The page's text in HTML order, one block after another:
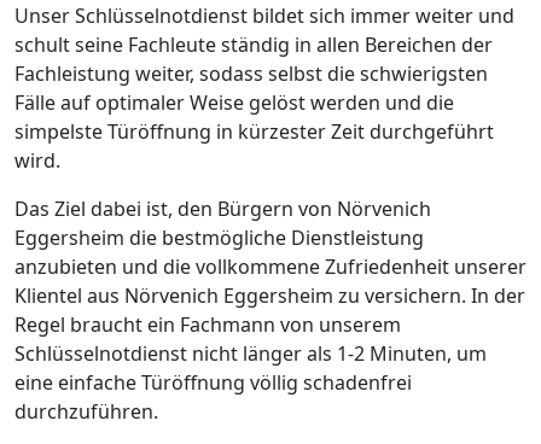
Unser Schlüsselnotdienst bildet sich immer weiter und
schult seine Fachleute ständig in allen Bereichen der
Fachleistung weiter, sodass selbst die schwierigsten
Fälle auf optimaler Weise gelöst werden und die
simpelste Türöffnung in kürzester Zeit durchgeführt
wird.
Das Ziel dabei ist, den Bürgern von Nörvenich
Eggersheim die bestmögliche Dienstleistung
anzubieten und die vollkommene Zufriedenheit unserer
Klientel aus Nörvenich Eggersheim zu versichern. In der
Regel braucht ein Fachmann von unserem
Schlüsselnotdienst nicht länger als 1-2 Minuten, um
eine einfache Türöffnung völlig schadenfrei
durchzuführen.